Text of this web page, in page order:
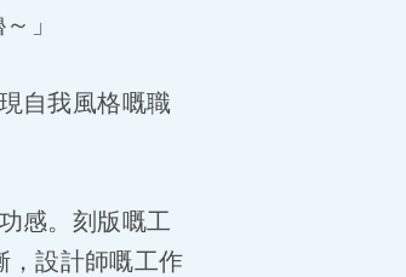
」
自我風格嘅職
感。刻版嘅工
，設計師嘅工作